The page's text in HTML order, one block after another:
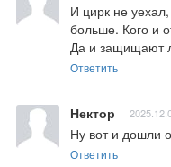
И цирк не
больше. Кого и
Да и защищают
Ответить
Нектор
Ну вот и дошли
Ответить